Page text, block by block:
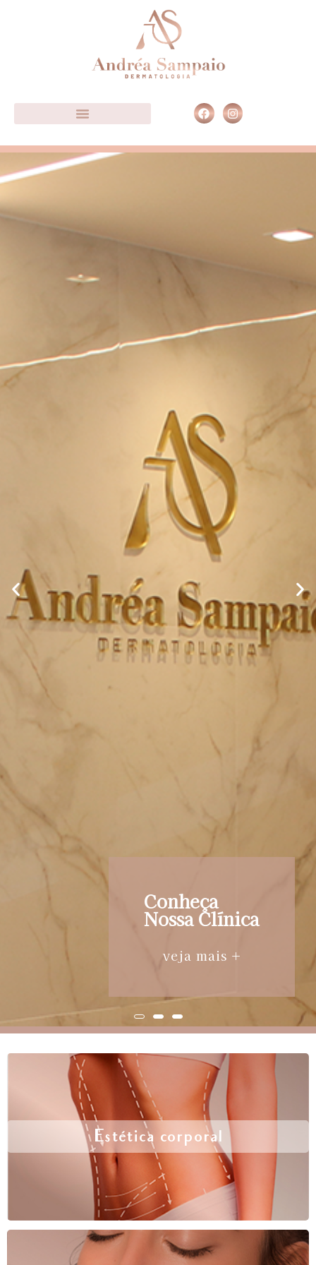
Conheça
Nossa Clínica
veja mais +
Estética corporal